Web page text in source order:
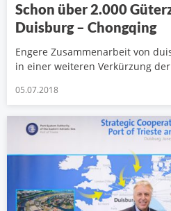
Schon über 2.000
Duisburg – Chongqing
Engere Zusammenarbeit von
in einer weiteren Verkürzung
05.07.2018